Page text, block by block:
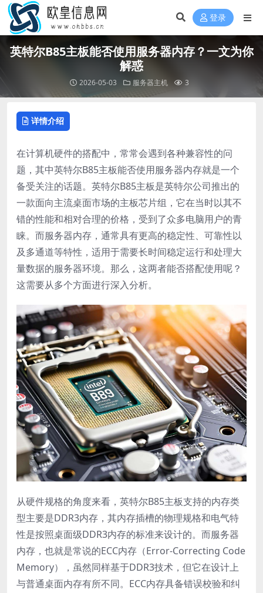
登录
英特尔B85主板能否使用服务器内存？一文为你
解惑
2026-05-03 服务器主机 3
详情介绍
在计算机硬件的搭配中，常常会遇到各种兼容性的问
题，其中英特尔B85主板能否使用服务器内存就是一个
备受关注的话题。英特尔B85主板是英特尔公司推出的
一款面向主流桌面市场的主板芯片组，它在当时以其不
错的性能和相对合理的价格，受到了众多电脑用户的青
睐。而服务器内存，通常具有更高的稳定性、可靠性以
及多通道等特性，适用于需要长时间稳定运行和处理大
量数据的服务器环境。那么，这两者能否搭配使用呢？
这需要从多个方面进行深入分析。
从硬件规格的角度来看，英特尔B85主板支持的内存类
型主要是DDR3内存，其内存插槽的物理规格和电气特
性是按照桌面级DDR3内存的标准来设计的。而服务器
内存，也就是常说的ECC内存（Error-Correcting Code
Memory），虽然同样基于DDR3技术，但它在设计上
与普通桌面内存有所不同。ECC内存具备错误校验和纠